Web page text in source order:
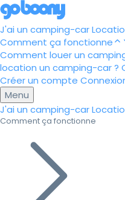
J'ai un camping-car
Comment ça fonctionne
Comment louer un
location un camping-car ?
Créer un compte
Menu
J'ai un camping-car
Comment ça fonctionne